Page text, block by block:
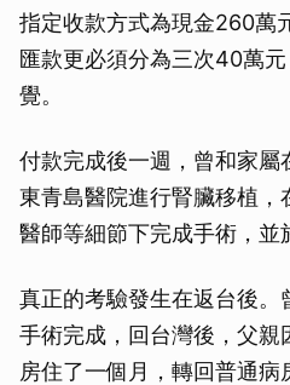
指定收款方式為現金260萬
匯款更必須分為三次40萬
覺。
付款完成後一週，曾和家
東青島醫院進行腎臟移植，
醫師等細節下完成手術，並
真正的考驗發生在返台後。
手術完成，回台灣後，父親
房住了一個月，轉回普通病